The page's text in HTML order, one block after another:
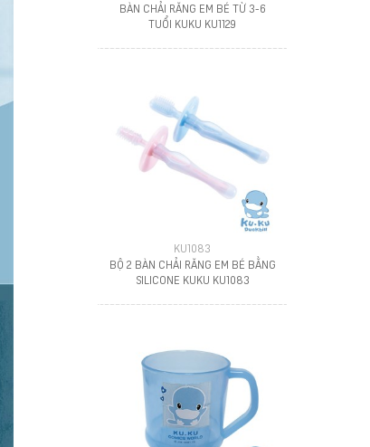
BÀN CHẢI RĂNG EM BÉ TỪ 3-6
TUỔI KUKU KU1129
KU1083
BỘ 2 BÀN CHẢI RĂNG EM BÉ BẰNG
SILICONE KUKU KU1083